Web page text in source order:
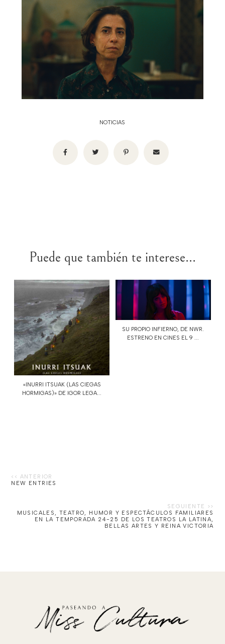
NOTICIAS
Puede que también te interese...
«INURRI ITSUAK (LAS CIEGAS
HORMIGAS)» DE IGOR LEGA...
SU PROPIO INFIERNO, DE NWR.
ESTRENO EN CINES EL 9 ...
NEW ENTRIES
MUSICALES, TEATRO, HUMOR Y ESPECTÁCULOS FAMILIARES
EN LA TEMPORADA 24-25 DE LOS TEATROS LA LATINA,
BELLAS ARTES Y REINA VICTORIA